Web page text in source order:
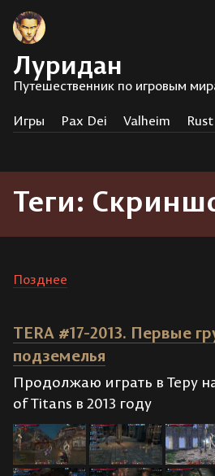
Луридан
Путешественник по игровым
Игры Pax Dei Valheim Rust
Теги:
Позднее
TERA #17-2013. Первые
подземелья
Продолжаю играть в Теру
of Titans в 2013 году